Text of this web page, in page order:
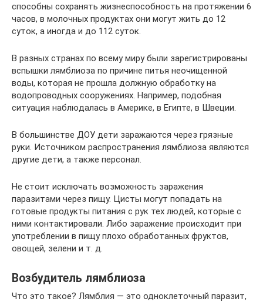
способны сохранять жизнеспособность на протяжении 6
часов, в молочных продуктах они могут жить до 12
суток, а иногда и до 112 суток.
В разных странах по всему миру были зарегистрированы
вспышки лямблиоза по причине питья неочищенной
воды, которая не прошла должную обработку на
водопроводных сооружениях. Например, подобная
ситуация наблюдалась в Америке, в Египте, в Швеции.
В большинстве ДОУ дети заражаются через грязные
руки. Источником распространения лямблиоза являются
другие дети, а также персонал.
Не стоит исключать возможность заражения
паразитами через пищу. Цисты могут попадать на
готовые продукты питания с рук тех людей, которые с
ними контактировали. Либо заражение происходит при
употреблении в пищу плохо обработанных фруктов,
овощей, зелени и т. д.
Возбудитель лямблиоза
Что это такое? Лямблия — это одноклеточный паразит,